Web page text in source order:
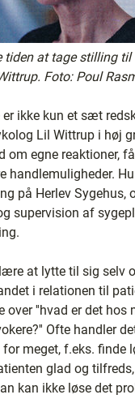
tiden at tage stilling til
Foto: Poul
ikke kun et sæt
Lil Wittrup i høj
om egne reaktioner,
handlemuligheder.
på Herlev Sygehus,
supervision af
at lytte til sig selv
i relationen til
''hvad er det hos
Ofte handler
meget, f.eks. finde
glad og
kan ikke løse det